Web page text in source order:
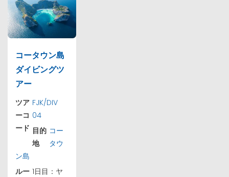
コータウン島
ダイビングツ
アー
ツア
ーコ
ード
FJK/DIV
04
目的
地
コー
タウ
ン島
ルー 1日目：ヤ